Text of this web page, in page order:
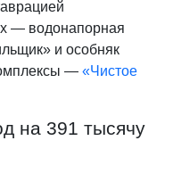
— водонапорная
и особняк
— «Чистое
на 391 тысячу